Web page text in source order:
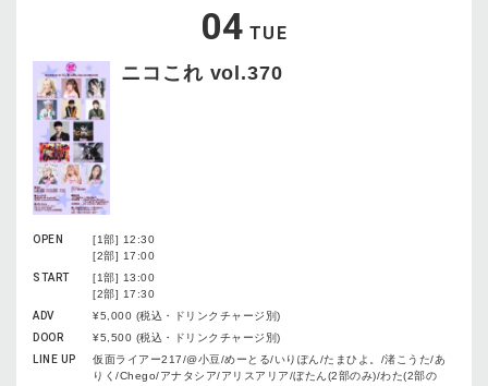
04 TUE
ニコこれ vol.370
OPEN
[1部] 12:30
[2部] 17:00
START
[1部] 13:00
[2部] 17:30
ADV
¥5,000 (税込・ドリンクチャージ別)
DOOR
¥5,500 (税込・ドリンクチャージ別)
LINE UP
仮面ライアー217/@小豆/めーとる/いりぽん/たまひよ。/渚こうた/あ
りく/Chego/アナタシア/アリスアリア/ぼたん(2部のみ)/わた(2部の